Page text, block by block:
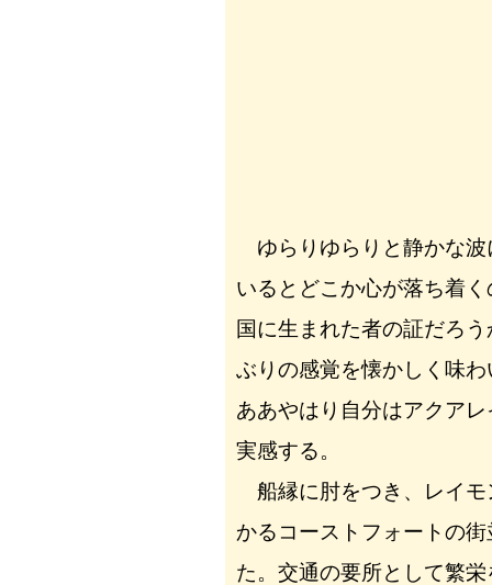
ゆらりゆらりと静かな波
いるとどこか心が落ち着
国に生まれた者の証だろ
ぶりの感覚を懐かしく味
ああやはり自分はアクア
実感する。
船縁に肘をつき、レイモ
かるコーストフォートの
た。交通の要所として繁